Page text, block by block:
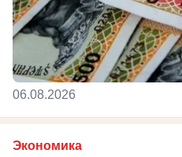
06.08.2026
Экономика